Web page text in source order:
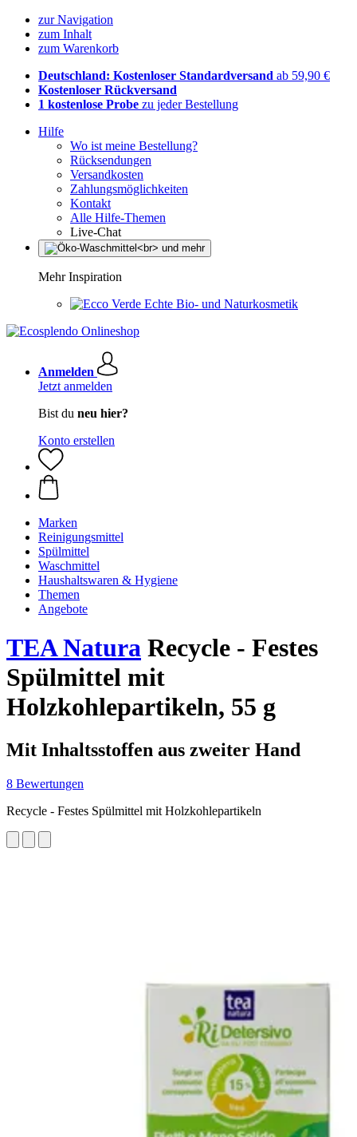
zur Navigation
zum Inhalt
zum Warenkorb
Deutschland: Kostenloser Standardversand ab 59,90 €
Kostenloser Rückversand
1 kostenlose Probe zu jeder Bestellung
Hilfe
Wo ist meine Bestellung?
Rücksendungen
Versandkosten
Zahlungsmöglichkeiten
Kontakt
Alle Hilfe-Themen
Live-Chat
Mehr Inspiration
Echte Bio- und Naturkosmetik
Anmelden
Jetzt anmelden
Bist du neu hier?
Konto erstellen
Marken
Reinigungsmittel
Spülmittel
Waschmittel
Haushaltswaren & Hygiene
Themen
Angebote
TEA Natura Recycle - Festes
Spülmittel mit
Holzkohlepartikeln, 55 g
Mit Inhaltsstoffen aus zweiter Hand
8 Bewertungen
Recycle - Festes Spülmittel mit Holzkohlepartikeln